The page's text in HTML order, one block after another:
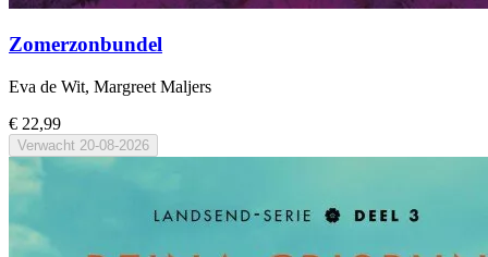
Zomerzonbundel
Eva de Wit, Margreet Maljers
€ 22,99
Verwacht 20-08-2026